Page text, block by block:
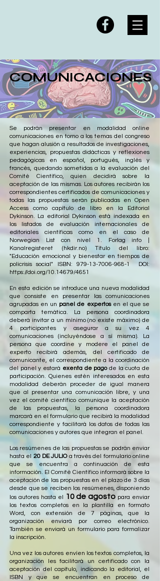
COMUNICACIONES
Se podrán presentar en modalidad online
comunicaciones en torno a los temas del congreso
que hagan alusión a resultados de investigaciones,
experiencias, propuestas didácticas y reflexiones
pedagógicas en español, portugués, inglés y
francés, quedando sometidas a la evaluación del
Comité Científico, quien decidirá sobre la
aceptación de las mismas. Los autores recibirán los
correspondientes certificados de comunicaciones y
todas las propuestas serán publicadas en Open
Access como capítulo de libro en la Editorial
Dykinson. La editorial Dykinson está indexada en
los listados de evaluación internacionales de
editoriales científicas como en el caso de
Norwegian List con nivel 1. Forlag info |
Kanalregisteret (hkdir.no) Título del libro:
"Educación emocional y bienestar en tiempos de
policrisis social" ISBN:979-13-7006-968-1
DOI:
https://doi.org/10.14679/4651
En esta edición se introduce una nueva modalidad
que consiste en presentar las comunicaciones
agrupadas en un panel de expertosen el que se
comparta temática. La persona coordinadora
deberá invitar a un mínimo (no existe máximo) de
4 participantes y asegurar a su vez 4
comunicaciones (incluyéndose a sí misma). La
persona que coordine y modere el panel de
experto recibirá además, del certificado de
comunicante, el correspondiente a la coordinación
del panel y estará exenta de pagode la cuota de
participación. Quienes estén interesados en esta
modalidad deberán proceder de igual manera
que al presentar una comunicación libre, y una
vez el comité científico comunique la aceptación
de las propuestas, la persona coordinadora
marcará en el formulario que recibirá la modalidad
correspondiente y facilitará los datos de todas las
comunicaciones y autores que integran el panel.
Los resúmenes de las propuestas se podrán enviar
hasta el 20 DE JULIOa través del formulario online
que se encuentra a continuación de esta
información. El Comité Científico informará sobre la
aceptación de las propuestas en el plazo de 3 días
desde que se reciben los resúmenes, disponiendo
los autores hasta el 10 de agosto para enviar
los textos completos en la plantilla en formato
Word, con extensión de 7 páginas, que la
organización enviará por correo electrónico.
También se enviará un formulario para formalizar
la inscripción.
Una vez los autores envíen los textos completos, la
organización les facilitará un certificado con la
aceptación del capítulo, indicando la editorial, el
ISBN y que se encuentran en proceso de